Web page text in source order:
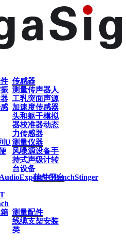
传感器
振 测量传声器人
工乳突面声源
加速度传感器
头和躯干模拟
器校准器动态
力传感器
测量仪器
U
风噪源设备手
持式声级计转
台设备
软件平台
VQBenchStinger
测量配件
箱
线缆支架安装
类